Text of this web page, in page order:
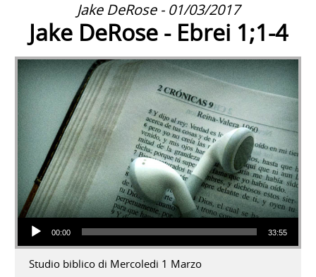
Jake DeRose - 01/03/2017
Jake DeRose - Ebrei 1;1-4
Audio Player
00:00 33:55
Studio biblico di Mercoledi 1 Marzo